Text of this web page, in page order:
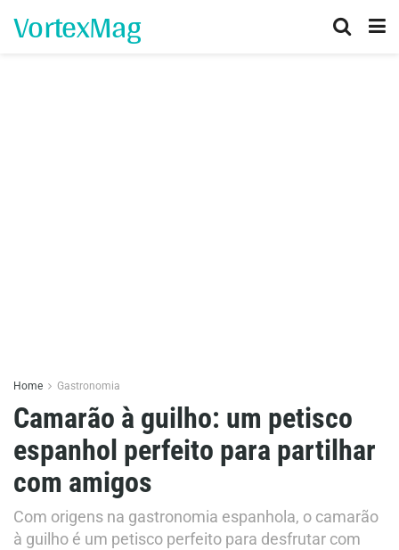
VortexMag
Home Gastronomia
Camarão à guilho: um petisco
espanhol perfeito para partilhar
com amigos
Com origens na gastronomia espanhola, o camarão
à guilho é um petisco perfeito para desfrutar com